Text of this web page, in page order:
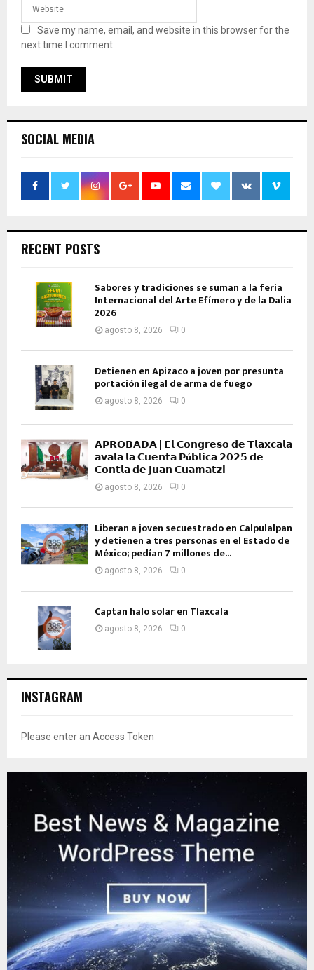
Save my name, email, and website in this browser for the
next time I comment.
SOCIAL MEDIA
RECENT POSTS
Sabores y tradiciones se suman a la feria
Internacional del Arte Efímero y de la Dalia
2026
agosto 8, 2026 0
Detienen en Apizaco a joven por presunta
portación ilegal de arma de fuego
agosto 8, 2026 0
𝗔𝗣𝗥𝗢𝗕𝗔𝗗𝗔 | 𝗘𝗹 𝗖𝗼𝗻𝗴𝗿𝗲𝘀𝗼 𝗱𝗲 𝗧𝗹𝗮𝘅𝗰𝗮𝗹𝗮
𝗮𝘃𝗮𝗹𝗮 𝗹𝗮 𝗖𝘂𝗲𝗻𝘁𝗮 𝗣ú𝗯𝗹𝗶𝗰𝗮 𝟮𝟬𝟮𝟱 𝗱𝗲
𝗖𝗼𝗻𝘁𝗹𝗮 𝗱𝗲 𝗝𝘂𝗮𝗻 𝗖𝘂𝗮𝗺𝗮𝘁𝘇𝗶
agosto 8, 2026 0
Liberan a joven secuestrado en Calpulalpan
y detienen a tres personas en el Estado de
México; pedían 7 millones de...
agosto 8, 2026 0
Captan halo solar en Tlaxcala
agosto 8, 2026 0
INSTAGRAM
Please enter an Access Token